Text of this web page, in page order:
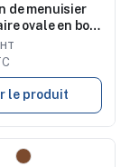
de menuisier
ovale en bois
VETA
le produit